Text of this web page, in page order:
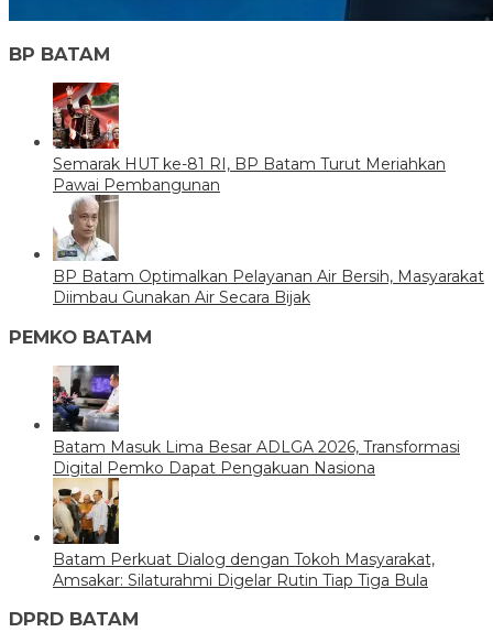
BP BATAM
Semarak HUT ke-81 RI, BP Batam Turut Meriahkan
Pawai Pembangunan
BP Batam Optimalkan Pelayanan Air Bersih, Masyarakat
Diimbau Gunakan Air Secara Bijak
PEMKO BATAM
Batam Masuk Lima Besar ADLGA 2026, Transformasi
Digital Pemko Dapat Pengakuan Nasiona
Batam Perkuat Dialog dengan Tokoh Masyarakat,
Amsakar: Silaturahmi Digelar Rutin Tiap Tiga Bula
DPRD BATAM